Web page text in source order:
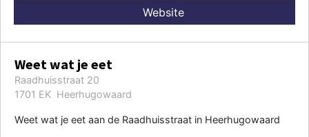
Website
Weet wat je eet
Raadhuisstraat 20
1701 EK Heerhugowaard
Weet wat je eet aan de Raadhuisstraat in Heerhugowaard